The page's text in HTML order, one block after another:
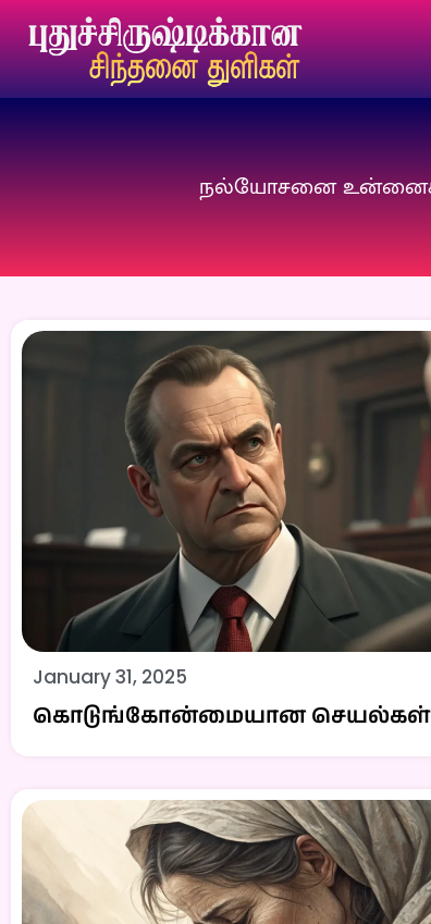
நல்யோசனை உன்னைக்
January 31, 2025
கொடுங்கோன்மையான செயல்கள்